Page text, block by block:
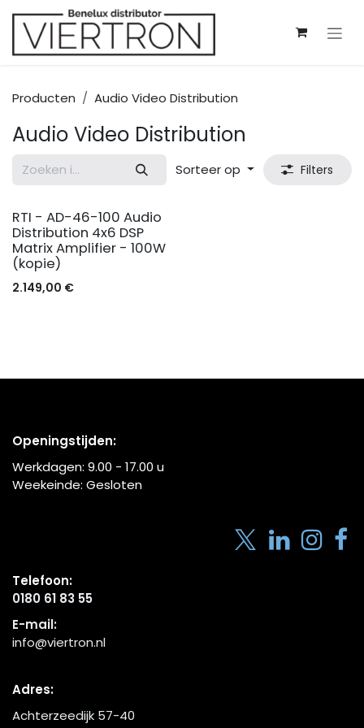
Overslaan naar inhoud
Producten Audio Video Distribution
Audio Video Distribution
Sorteer op Filters
RTI - AD-46-100 Audio
Distribution 4x6 DSP
Matrix Amplifier - 100W
(kopie)
2.149,00 €
Openingstijden:
Werkdagen: 9.00 - 17.00 u
Weekeinde: Gesloten
Telefoon:
0180 61 83 55
E-mail:
info@viertron.nl
Adres:
Achterzeedijk 57-40